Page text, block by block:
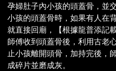
孕婦肚子內小孩的頭蓋骨，並
小孩的頭蓋骨時，如果有人在
就直接回廟，【根據龍普添記
師傅收到頭蓋骨後，利用古老
止小孩離開頭骨，加持完後，
成碎片並磨成灰。